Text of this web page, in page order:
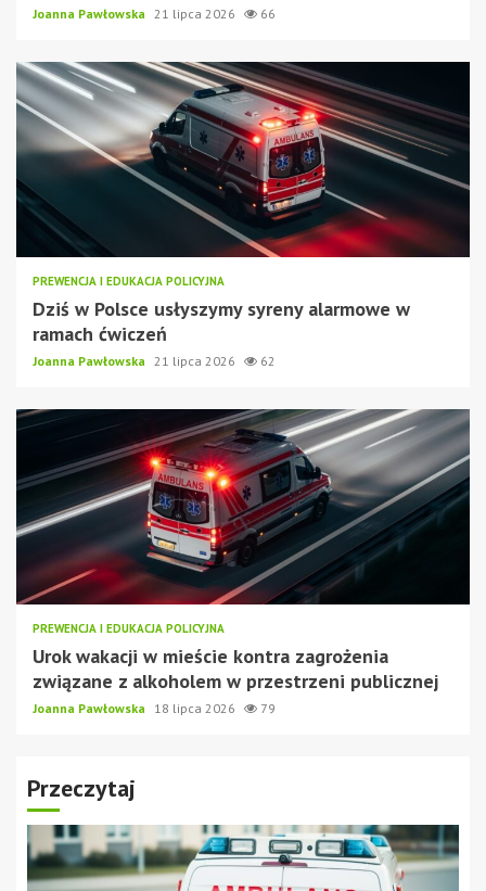
Joanna Pawłowska 21 lipca 2026 66
PREWENCJA I EDUKACJA POLICYJNA
Dziś w Polsce usłyszymy syreny alarmowe w
ramach ćwiczeń
Joanna Pawłowska 21 lipca 2026 62
PREWENCJA I EDUKACJA POLICYJNA
Urok wakacji w mieście kontra zagrożenia
związane z alkoholem w przestrzeni publicznej
Joanna Pawłowska 18 lipca 2026 79
Przeczytaj